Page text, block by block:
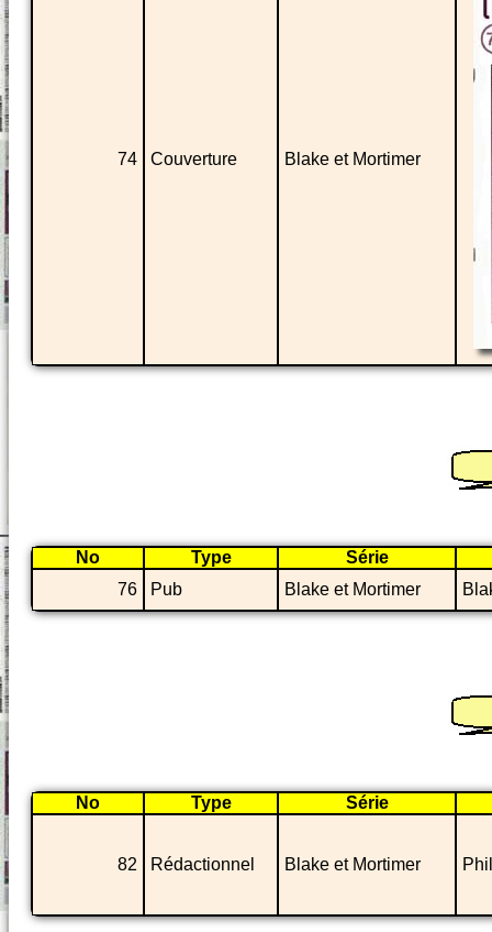
74 Couverture Blake et Mortimer
No Type
Série
76
Pub Blake et Mortimer
No Type Série
82 Rédactionnel Blake et Mortimer